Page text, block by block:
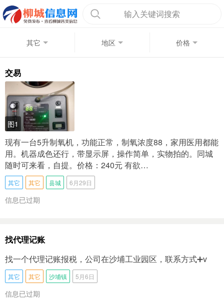
输入关键词搜索
其它 地区 价格
交易
图1
现有一台5升制氧机，功能正常，制氧浓度88，家用医用都能
用。机器成色还行，带显示屏，操作简单，实物拍的。同城
随时可来看，自提。价格：240元 有欲…
其它 其它 县城 6月29日
信息已过期
找代理记账
找一个代理记账报税，公司在沙埔工业园区，联系方式➕v
其它 其它 沙埔镇 5月6日
信息已过期